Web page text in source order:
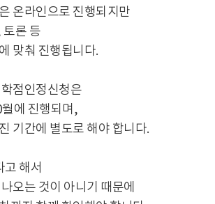
온라인으로 진행되지만
토론 등
맞춰 진행됩니다.
점인정신청은
에 진행되며,
기간에 별도로 해야 합니다.
고 해서
오는 것이 아니기 때문에